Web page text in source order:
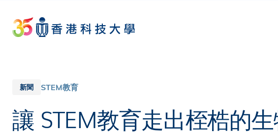
main
content
新聞 STEM教育
讓 STEM教育走出桎梏的